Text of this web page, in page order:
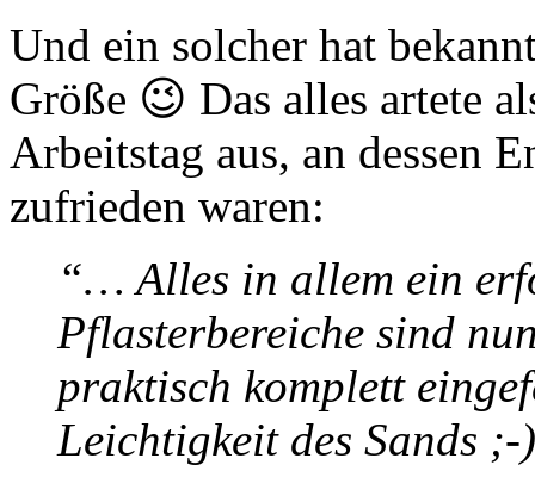
Und ein solcher hat
Größe 😉 Das alles artete
Arbeitstag aus, an dessen
zufrieden waren:
“… Alles in allem ein
Pflasterbereiche sind
praktisch komplett
Leichtigkeit des Sands